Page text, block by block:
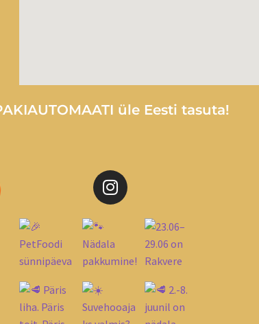
üle Eesti tasuta!